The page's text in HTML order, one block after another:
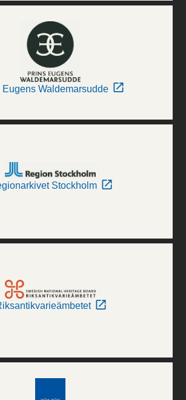
Eugens Waldemarsudde
Stockholm